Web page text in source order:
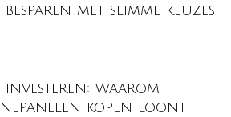
besparen met slimme keuzes
investeren: waarom
kopen loont